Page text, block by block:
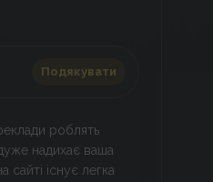
Подякувати
роблять
надихає ваша
сайті існує легка